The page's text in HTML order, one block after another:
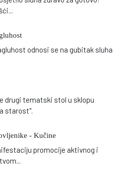
odnosi se na gubitak sluha
drugi tematski stol u sklopu
starost".
- Kučine
promocije aktivnog i